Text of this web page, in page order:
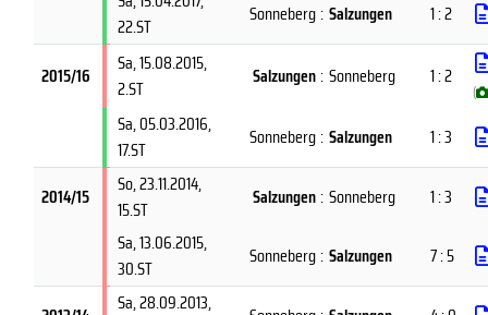
22.ST
Sonneberg: Salzungen 1 : 2
2015/16 Sa, 15.08.2015,
2.ST
Salzungen: Sonneberg 1 : 2
(
Sa, 05.03.2016,
17.ST
Sonneberg: Salzungen 1 : 3
2014/15 So, 23.11.2014,
15.ST
Salzungen: Sonneberg
1 : 3
Sa, 13.06.2015,
30.ST
Sonneberg: Salzungen 7 : 5
Sa, 28.09.2013,